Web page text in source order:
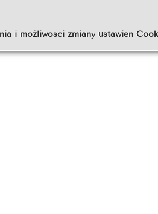
i możliwości zmiany ustawień